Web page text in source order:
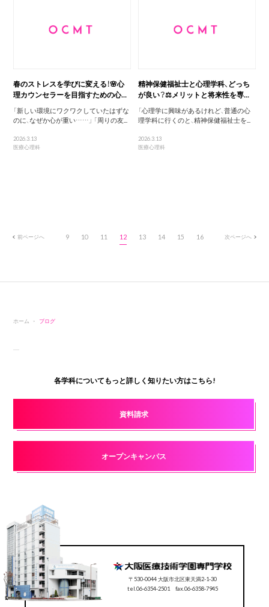
春のストレスを学びに変える！🌸心
理カウンセラーを目指すための心...
「新しい環境にワクワクしていたはずな
のに、なぜか心が重い……」 「周りの友...
2026.3.13
医療心理科
精神保健福祉士と心理学科、どっち
が良い？⚖️メリットと将来性を専...
「心理学に興味があるけれど、普通の心
理学科に行くのと、精神保健福祉士を...
2026.3.13
医療心理科
前ページへ 9 10 11 12 13 14 15 16 次ページへ
ホーム ブログ
各学科についてもっと詳しく知りたい方はこちら!
資料請求
オープンキャンパス
〒530-0044 大阪市北区東天満2-1-30
tel.06-6354-2501 fax.06-6358-7945